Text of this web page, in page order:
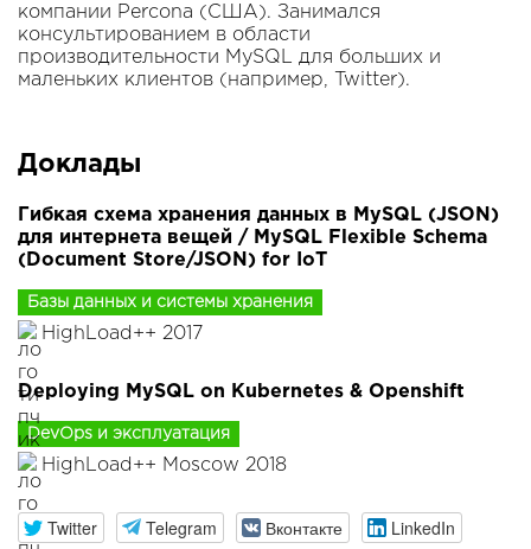
компании Percona (США). Занимался
консультированием в области
производительности MySQL для больших и
маленьких клиентов (например, Twitter).
Доклады
Гибкая схема хранения данных в MySQL (JSON)
для интернета вещей / MySQL Flexible Schema
(Document Store/JSON) for IoT
Базы данных и системы хранения
HighLoad++ 2017
Deploying MySQL on Kubernetes & Openshift
DevOps и эксплуатация
HighLoad++ Moscow 2018
Twitter Telegram Вконтакте LinkedIn